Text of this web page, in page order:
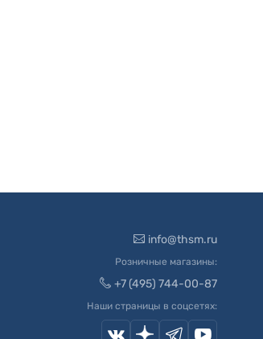
info@thsm.ru
Розничные магазины:
+7 (495) 744-00-87
Наши страницы в соцсетях: